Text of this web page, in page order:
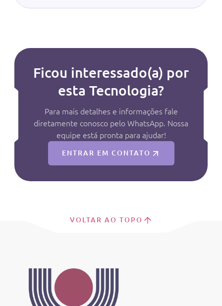
Ficou interessado(a) por
esta Tecnologia?
Para mais detalhes e informações fale
diretamente conosco pelo WhatsApp. Nossa
equipe está pronta para ajudar!
ENTRAR EM CONTATO
VOLTAR AO TOPO